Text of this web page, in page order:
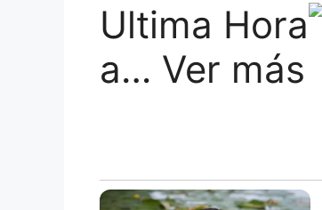
Ultima Hora
a… Ver más